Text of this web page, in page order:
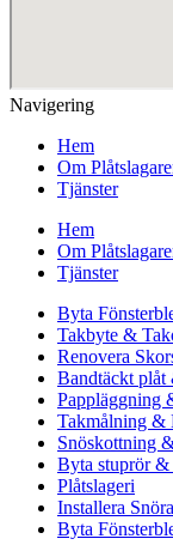
Navigering
Hem
Om
Tjänster
Hem
Om
Tjänster
Byta
Takbyte &
Renovera
Bandtäckt plåt
Pappläggning
Takmålning &
Snöskottning
Byta stuprör
Plåtslageri
Installera
Byta